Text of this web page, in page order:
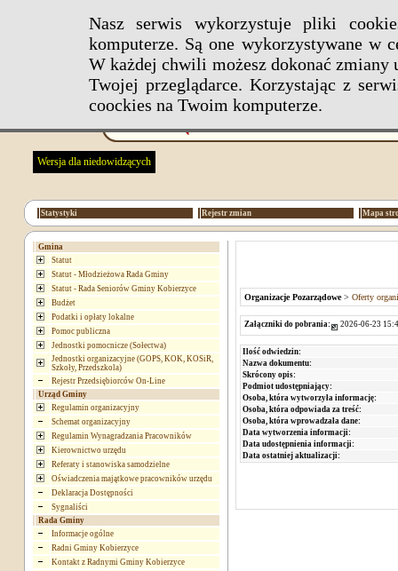
Nasz serwis wykorzystuje pliki
komputerze. Są one wykorzystywane w
W każdej chwili możesz dokonać
Twojej przeglądarce. Korzystając z
coockies na Twoim komputerze.
Wersja dla niedowidzących
Statystyki Rejestr zmian Mapa
Gmina
Statut
Statut - Młodzieżowa Rada Gminy
Statut - Rada Seniorów Gminy Kobierzyce
Budżet
Podatki i opłaty lokalne
Pomoc publiczna
Jednostki pomocnicze (Sołectwa)
Jednostki organizacyjne (GOPS, KOK, KOSiR,
Szkoły, Przedszkola)
Rejestr Przedsiębiorców On-Line
Urząd Gminy
Regulamin organizacyjny
Schemat organizacyjny
Regulamin Wynagradzania Pracowników
Kierownictwo urzędu
Referaty i stanowiska samodzielne
Oświadczenia majątkowe pracowników urzędu
Deklaracja Dostępności
Sygnaliści
Rada Gminy
Informacje ogólne
Radni Gminy Kobierzyce
Kontakt z Radnymi Gminy Kobierzyce
Organizacje Pozarządowe> Oferty
Załączniki do pobrania: 2026-06-23
Ilość odwiedzin:
Nazwa dokumentu:
Skrócony opis:
Podmiot udostępniający:
Osoba, która wytworzyła informację:
Osoba, która odpowiada za treść:
Osoba, która wprowadzała dane:
Data wytworzenia informacji:
Data udostępnienia informacji:
Data ostatniej aktualizacji: